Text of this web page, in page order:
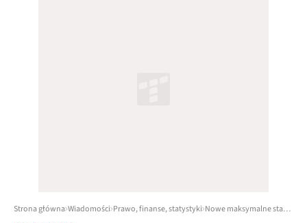
Strona główna Wiadomości Prawo, finanse, statystyki Nowe maksymalne stawki za połączenia międzynarodowe w Unii Europejskiej